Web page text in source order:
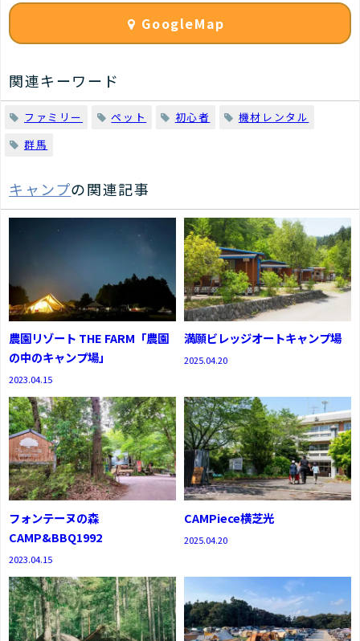
GoogleMap
関連キーワード
ファミリー ペット 初心者
機材レンタル
群馬
キャンプの関連記事
農園リゾート THE FARM「農園
の中のキャンプ場」
2023.04.15
満願ビレッジオートキャンプ場
2025.04.20
フォンテーヌの森
CAMP&BBQ1992
2023.04.15
CAMPiece横芝光
2025.04.20